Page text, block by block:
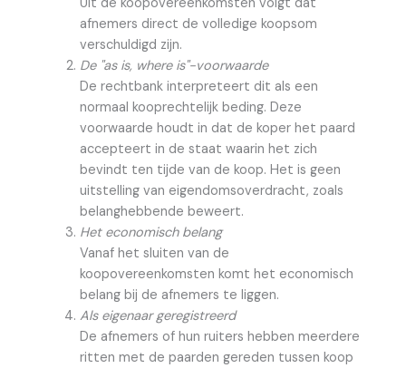
afnemers direct de volledige koopsom
verschuldigd zijn.
De "as is, where is"-voorwaarde
De rechtbank interpreteert dit als een
normaal kooprechtelijk beding. Deze
voorwaarde houdt in dat de koper het paard
accepteert in de staat waarin het zich
bevindt ten tijde van de koop. Het is geen
uitstelling van eigendomsoverdracht, zoals
belanghebbende beweert.
Het economisch belang
Vanaf het sluiten van de
koopovereenkomsten komt het economisch
belang bij de afnemers te liggen.
Als eigenaar geregistreerd
De afnemers of hun ruiters hebben meerdere
ritten met de paarden gereden tussen koop